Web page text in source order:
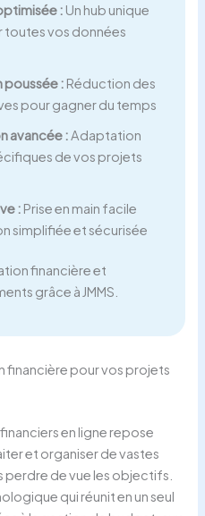
: Un hub unique
vos données
: Réduction des
pour gagner du temps
avancée :Adaptation
de vos projets
: Prise en main facile
simplifiée et sécurisée
financière et
grâce à JMMS.
financière pour vos projets
en ligne repose
et organiser de vastes
perdre de vue les objectifs.
qui réunit en un seul